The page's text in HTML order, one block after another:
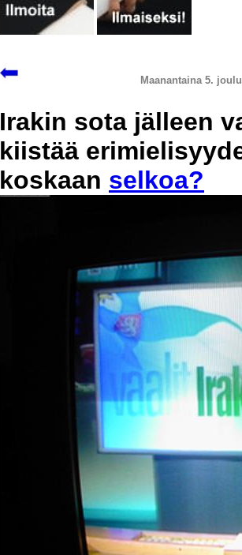
Maanantaina 5.
Irakin sota jälleen
kiistää
koskaan selkoa?